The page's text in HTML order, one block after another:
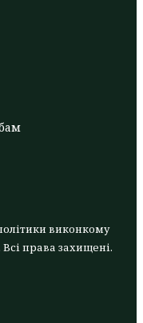
виконкому
права захищені.